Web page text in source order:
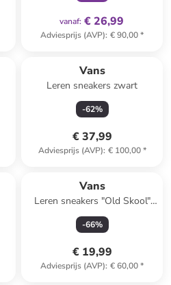
vanaf: € 26,99
Adviesprijs (AVP): € 90,00*
Vans
Leren sneakers zwart
-62%
€ 37,99
Adviesprijs (AVP): € 100,00*
Vans
Leren sneakers "Old Skool"
wit/blauw/zwart
-66%
€ 19,99
Adviesprijs (AVP): € 60,00*